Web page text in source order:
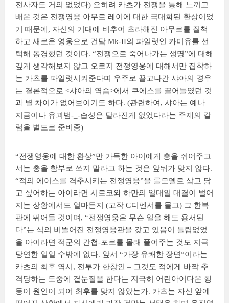
전사자도 거의 없었다) 오히려 카츠가 전쟁을 통해 느끼고
배운 것은 전쟁영웅 아무로 레이에 대한 극대화된 환상이었
기 때문에, 자신의 기대에 비추어 초라해진 아무로를 질책
하고 새로운 영웅으로 건담 Mk-II의 파일럿인 카미유를 선
택해 동경했던 것이다. “전쟁으로 죽어나가는 생명”에 대해
깊게 생각해보지 않고 오로지 전쟁영웅에 대해서만 집착하
는 카츠를 파일럿시켜준다며 우주로 끌고나간 샤아의 경우
는 결론적으로 <샤아의 역습>에서 쿠에스를 끌어들였던 것
과 별 차이가 없어보이기도 하다. (관련하여, 샤아는 예나
지금이나 유괴범-_-습성은 달라진게 없었다라는 주제의 칼
럼을 별도로 준비중)
“전쟁영웅에 대한 환상”만 가득한 아이에게 총을 쥐어주고
서는 총을 함부로 쏘지 말라고 하는 것은 앞뒤가 맞지 않다.
“적의 에이스를 격추시키는 전쟁영웅”을 롤모델로 삼고 닮
고 싶어하는 아이라면 시로코와 하만의 일대일 대결이 벌어
지는 상황에서도 얼마든지 (고작 G디펜서를 몰고) 그 한복
판에 뛰어들 것이며, “전쟁영웅은 무슨 일을 해도 용서된
다”는 식의 비뚤어진 전쟁영웅관을 갖고 있음이 틀림없었
을 아이라면 적군의 간첩-포로를 몰래 풀어주는 것도 지극
당연한 일일 수밖에 없다. 앞서 “가장 유쾌한 장면”이라는
카츠의 최후 역시, 전투가 한창인 – 그것도 적에게 바짝 추
격당하는 도중에 곁눈질을 한다는 지극히 어린아이다운 행
동이 원인이 되어 최후를 맞지 않았는가. 카츠는 자신 앞에